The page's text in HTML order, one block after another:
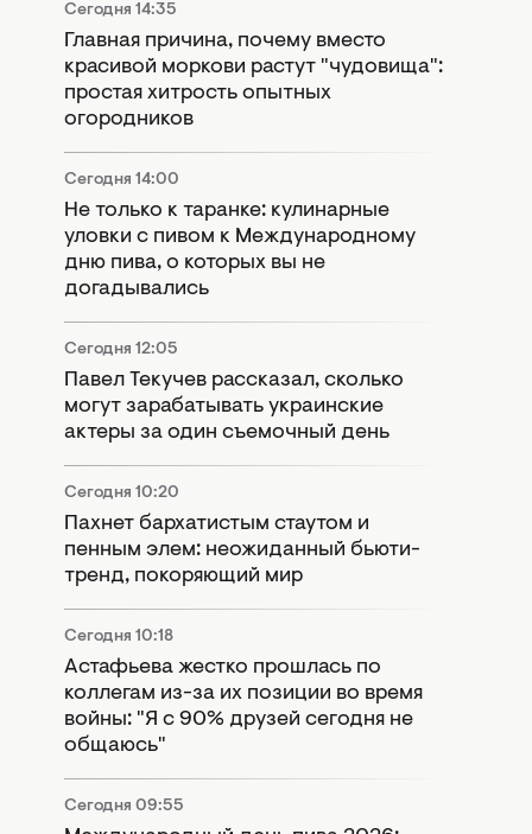
Сегодня 14:35
Главная причина, почему вместо
красивой моркови растут "чудовища":
простая хитрость опытных
огородников
Сегодня 14:00
Не только к таранке: кулинарные
уловки с пивом к Международному
дню пива, о которых вы не
догадывались
Сегодня 12:05
Павел Текучев рассказал, сколько
могут зарабатывать украинские
актеры за один съемочный день
Сегодня 10:20
Пахнет бархатистым стаутом и
пенным элем: неожиданный бьюти-
тренд, покоряющий мир
Сегодня 10:18
Астафьева жестко прошлась по
коллегам из-за их позиции во время
войны: "Я с 90% друзей сегодня не
общаюсь"
Сегодня 09:55